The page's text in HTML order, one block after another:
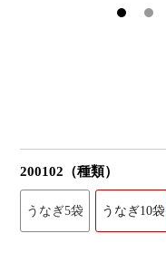
200102（種類）
うなぎ5袋 うなぎ10袋